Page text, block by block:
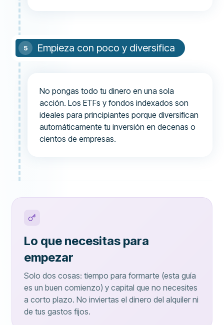
Empieza con poco y diversifica
No pongas todo tu dinero en una sola
acción. Los ETFs y fondos indexados son
ideales para principiantes porque diversifican
automáticamente tu inversión en decenas o
cientos de empresas.
Lo que necesitas para
empezar
Solo dos cosas: tiempo para formarte (esta guía
es un buen comienzo) y capital que no necesites
a corto plazo. No inviertas el dinero del alquiler ni
de tus gastos fijos.